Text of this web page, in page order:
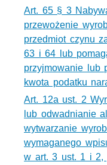
Art. 65 § 3
przewożenie
przedmiot czynu
63 i 64 lub
przyjmowanie lub
kwota podatku
Art. 12a ust. 2
lub odwadnianie
wytwarzanie
wymaganego
w art. 3 ust. 1 i 2,